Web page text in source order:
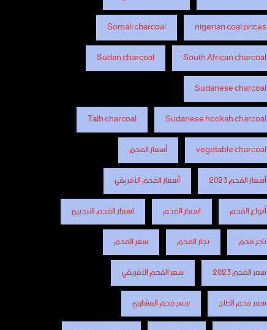
nigerian coal prices
Somali charcoal
South African charcoal
Sudan charcoal
Sudanese charcoal
Sudanese hookah charcoal
Talh charcoal
vegetable charcoal
أسعار الفحم
أسعار الفحم 2023
أسعار الفحم الأفريقي
أنواع الفحم
اسعار الفحم
اسعار الفحم النيجيري
تاجر فحم
تجار الفحم
سعر الفحم
سعر الفحم 2023
سعر الفحم الأفريقي
سعر فحم الطلح
سعر فحم المشاوي